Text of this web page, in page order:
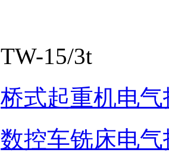
TW-15/3t
桥式起重机电
数控车铣床电